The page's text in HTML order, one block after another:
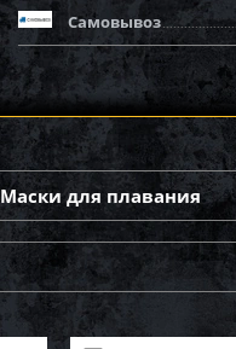
Самовывоз
Маски для плавания